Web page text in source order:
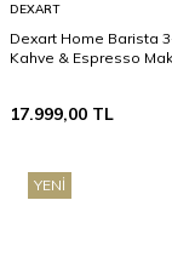
DEXART
Dexart Home Barista
Kahve & Espresso
17.999,00 TL
YENI